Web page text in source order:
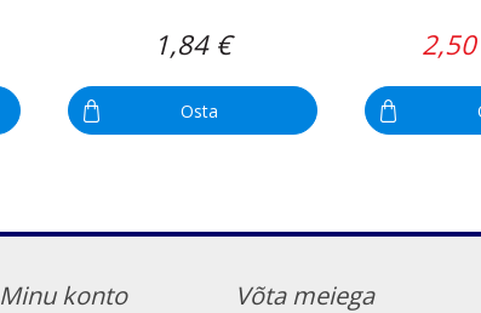
1,84 €
Osta
Minu konto
Võta meiega